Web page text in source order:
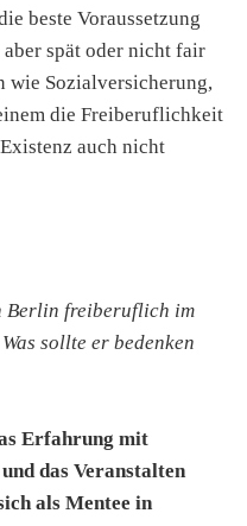
beste Voraussetzung
spät oder nicht fair
wie Sozialversicherung,
die Freiberuflichkeit
auch nicht
Berlin freiberuflich im
sollte er bedenken
Erfahrung mit
das Veranstalten
als Mentee in